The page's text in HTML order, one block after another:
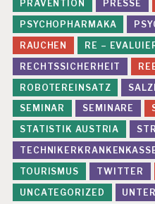
PRÄVENTION
PRESSE
PSYCHOPHARMAKA
RAUCHEN
RE –
RECHTSSICHERHEIT
ROBOTEREINSATZ
SEMINAR
SEMINARE
STATISTIK AUSTRIA
TOURISMUS
TWITTER
UNCATEGORIZED